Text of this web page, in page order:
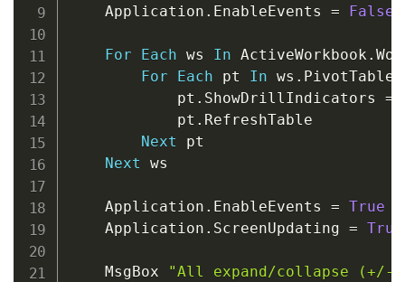
    Application
. EnableEvents = False
For Each ws In ActiveWorkbook .
For
Each pt In ws . PivotTables
            pt
. ShowDrillIndicators =
            pt
. RefreshTable
Next pt
Next ws
    Application
. EnableEvents = True
    Application
. ScreenUpdating = True
    MsgBox
"All expand/collapse (+/-